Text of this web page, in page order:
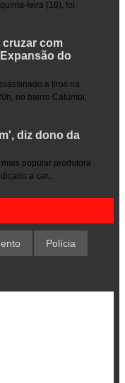
feira (16), foi
cruzar com
do
a tiros na
no bairro Calumbi,
diz dono da
popular produtora
a car...
Polícia